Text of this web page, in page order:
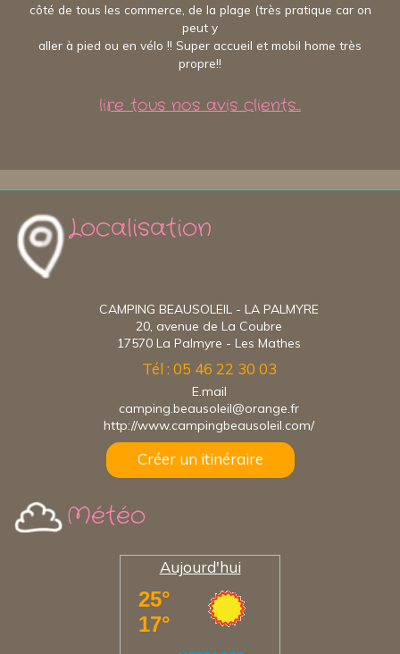
côté de tous les commerce, de la plage (très pratique car on
peut y
aller à pied ou en vélo !! Super accueil et mobil home très
propre!!
lire tous nos avis clients...
Localisation
CAMPING BEAUSOLEIL - LA PALMYRE
20, avenue de La Coubre
17570 La Palmyre - Les Mathes
Tél : 05 46 22 30 03
E.mail
camping.beausoleil@orange.fr
http://www.campingbeausoleil.com/
Créer un itinéraire
Météo
Aujourd'hui